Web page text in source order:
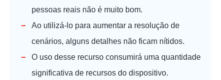
pessoas reais não é muito bom.
Ao utilizá-lo para aumentar a resolução de
cenários, alguns detalhes não ficam nítidos.
O uso desse recurso consumirá uma quantidade
significativa de recursos do dispositivo.